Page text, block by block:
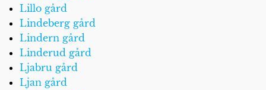
Lillo gård
Lindeberg gård
Lindern gård
Linderud gård
Ljabru gård
Ljan gård